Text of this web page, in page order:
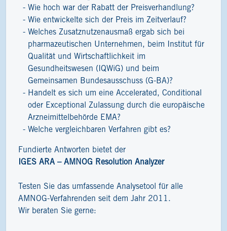
Wie hoch war der Rabatt der Preisverhandlung?
Wie entwickelte sich der Preis im Zeitverlauf?
Welches Zusatznutzenausmaß ergab sich bei
pharmazeutischen Unternehmen, beim Institut für
Qualität und Wirtschaftlichkeit im
Gesundheitswesen (IQWiG) und beim
Gemeinsamen Bundesausschuss (G-BA)?
Handelt es sich um eine Accelerated, Conditional
oder Exceptional Zulassung durch die europäische
Arzneimittelbehörde EMA?
Welche vergleichbaren Verfahren gibt es?
Fundierte Antworten bietet der
IGES ARA – AMNOG Resolution Analyzer
Testen Sie das umfassende Analysetool für alle
AMNOG-Verfahrenden seit dem Jahr 2011.
Wir beraten Sie gerne: